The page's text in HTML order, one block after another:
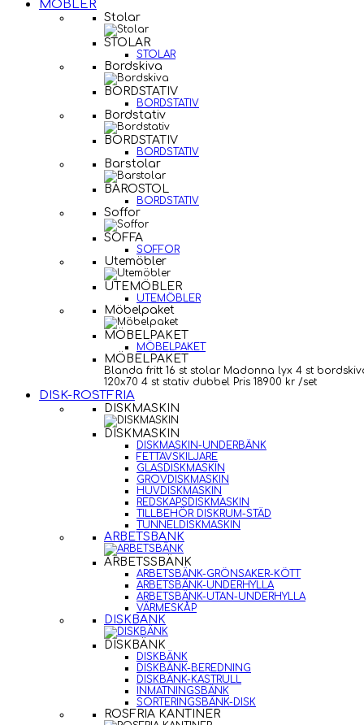
MÖBLER
Stolar
STOLAR
STOLAR
Bordskiva
BORDSTATIV
BORDSTATIV
Bordstativ
BORDSTATIV
BORDSTATIV
Barstolar
BAROSTOL
BORDSTATIV
Soffor
SOFFA
SOFFOR
Utemöbler
UTEMÖBLER
UTEMÖBLER
Möbelpaket
MÖBELPAKET
MÖBELPAKET
MÖBELPAKET
Blanda fritt 16 st stolar Madonna lyx 4 st
120x70 4 st stativ dubbel Pris 18900 kr /set
DISK-ROSTFRIA
DISKMASKIN
DISKMASKIN
DISKMASKIN-UNDERBÄNK
FETTAVSKILJARE
GLASDISKMASKIN
GROVDISKMASKIN
HUVDISKMASKIN
REDSKAPSDISKMASKIN
TILLBEHÖR DISKRUM-STÄD
TUNNELDISKMASKIN
ARBETSBÄNK
ARBETSSBÄNK
ARBETSBÄNK-GRÖNSAKER-KÖTT
ARBETSBÄNK-UNDERHYLLA
ARBETSBÄNK-UTAN-UNDERHYLLA
VÄRMESKÅP
DISKBÄNK
DISKBÄNK
DISKBÄNK
DISKBÄNK-BEREDNING
DISKBÄNK-KASTRULL
INMATNINGSBÄNK
SORTERINGSBÄNK-DISK
ROSFRIA KANTINER